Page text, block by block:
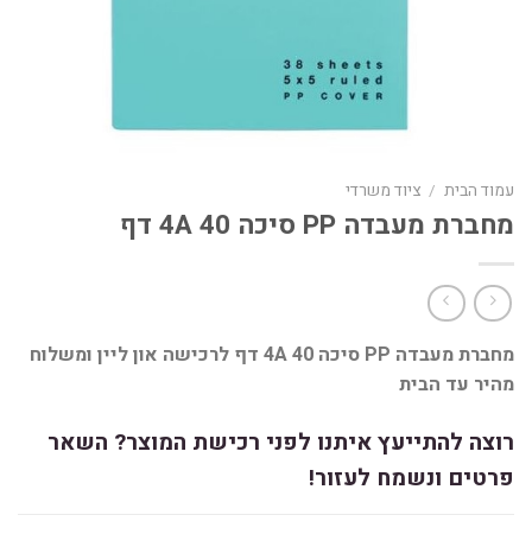
עמוד הבית / ציוד משרדי
מחברת מעבדה PP סיכה 40 4A דף
מחברת מעבדה PP סיכה 40 4A דף לרכישה און ליין ומשלוח
מהיר עד הבית
רוצה להתייעץ איתנו לפני רכישת המוצר? השאר
פרטים ונשמח לעזור!